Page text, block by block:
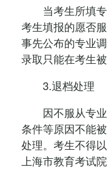
当考生所填
考生填报的愿否
事先公布的专业
录取只能在考生
3.退档处理
因不服从专
条件等原因不能
处理。考生不得
上海市教育考试